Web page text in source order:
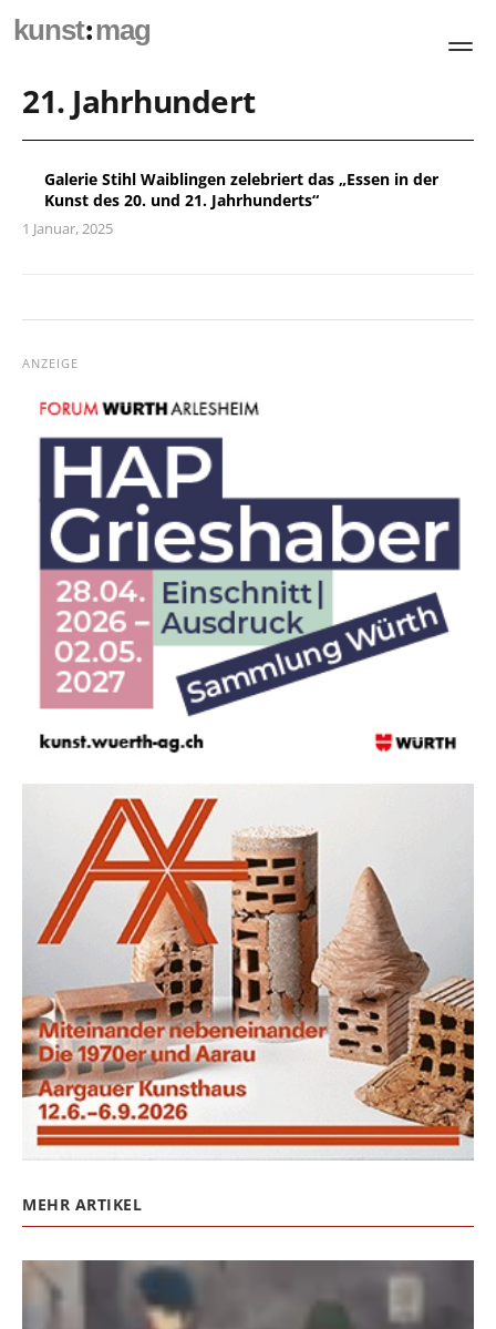
kunst:mag
21. Jahrhundert
Galerie Stihl Waiblingen zelebriert das „Essen in der
Kunst des 20. und 21. Jahrhunderts“
1 Januar, 2025
ANZEIGE
MEHR ARTIKEL